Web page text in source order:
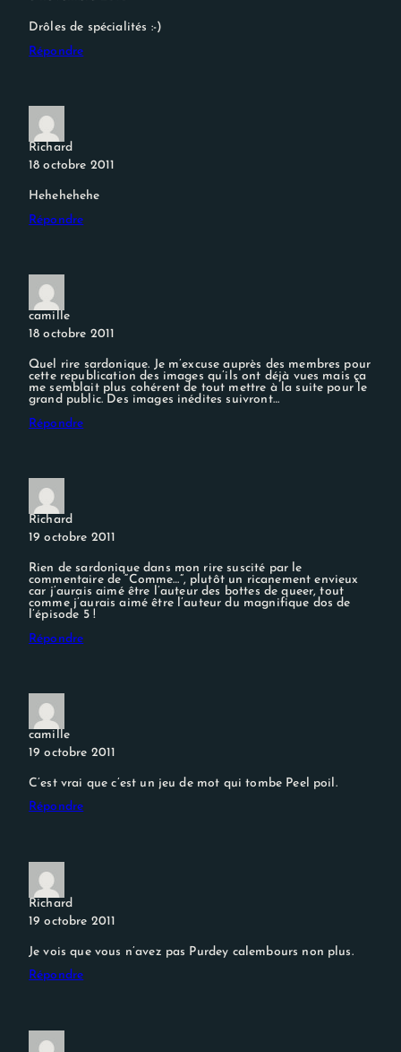
Drôles de spécialités :-)
Répondre
Richard
18 octobre 2011
Hehehehehe
Répondre
camille
18 octobre 2011
Quel rire sardonique. Je m’excuse auprès des membres pour
cette republication des images qu’ils ont déjà vues mais ça
me semblait plus cohérent de tout mettre à la suite pour le
grand public. Des images inédites suivront…
Répondre
Richard
19 octobre 2011
Rien de sardonique dans mon rire suscité par le
commentaire de “Comme…”, plutôt un ricanement envieux
car j’aurais aimé être l’auteur des bottes de queer, tout
comme j’aurais aimé être l’auteur du magnifique dos de
l’épisode 5 !
Répondre
camille
19 octobre 2011
C’est vrai que c’est un jeu de mot qui tombe Peel poil.
Répondre
Richard
19 octobre 2011
Je vois que vous n’avez pas Purdey calembours non plus.
Répondre